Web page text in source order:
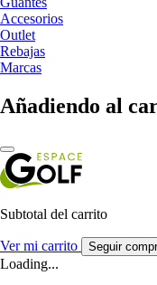
Accesorios
Outlet
Rebajas
Marcas
Añadiendo al
Subtotal del carrito
Ver mi carrito Seguir
Loading...